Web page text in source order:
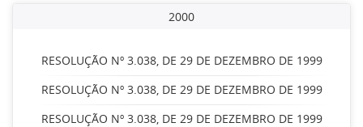
2000
RESOLUÇÃO Nº 3.038, DE 29 DE DEZEMBRO DE 1999
RESOLUÇÃO Nº 3.038, DE 29 DE DEZEMBRO DE 1999
RESOLUÇÃO Nº 3.038, DE 29 DE DEZEMBRO DE 1999